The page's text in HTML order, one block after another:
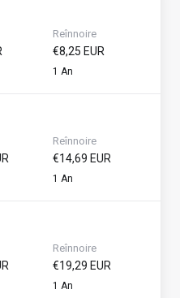
Reînnoire
€8,25 EUR
1 An
Reînnoire
€14,69 EUR
1 An
Reînnoire
€19,29 EUR
1 An